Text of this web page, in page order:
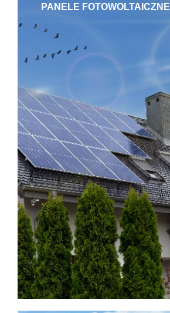
PANELE FOTOWOLTAICZNE